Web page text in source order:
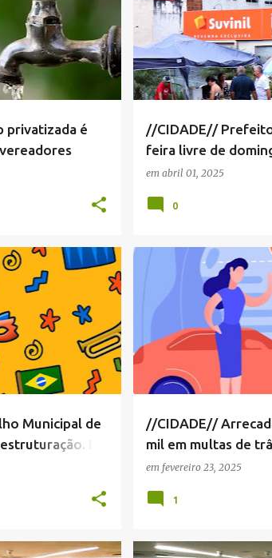
privatizada é
//CIDADE//
feira livre de
está
em abril 01, 2025
0
Municipal de
É o
Câmara
//CIDADE//
mil em multas de
usada para
em fevereiro 23, 2025
CÂMARA MUNICIPAL SERRA
1